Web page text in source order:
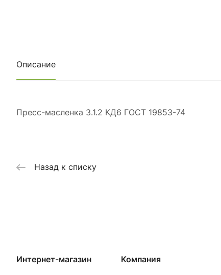
Описание
Пресс-масленка 3.1.2 КД6 ГОСТ 19853-74
Назад к списку
Интернет-магазин Компания